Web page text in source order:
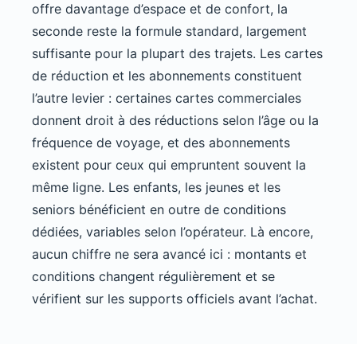
offre davantage d’espace et de confort, la
seconde reste la formule standard, largement
suffisante pour la plupart des trajets. Les cartes
de réduction et les abonnements constituent
l’autre levier : certaines cartes commerciales
donnent droit à des réductions selon l’âge ou la
fréquence de voyage, et des abonnements
existent pour ceux qui empruntent souvent la
même ligne. Les enfants, les jeunes et les
seniors bénéficient en outre de conditions
dédiées, variables selon l’opérateur. Là encore,
aucun chiffre ne sera avancé ici : montants et
conditions changent régulièrement et se
vérifient sur les supports officiels avant l’achat.